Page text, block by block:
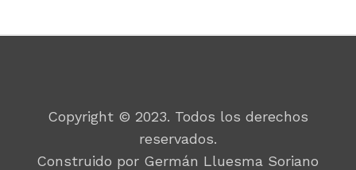
Copyright © 2023. Todos los derechos
reservados.
Construido por Germán Lluesma Soriano